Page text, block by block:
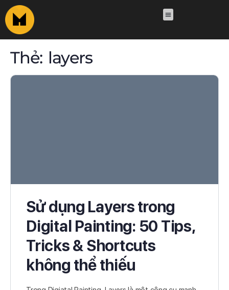
Thẻ: layers
Sử dụng Layers trong
Digital Painting: 50 Tips,
Tricks & Shortcuts
không thể thiếu